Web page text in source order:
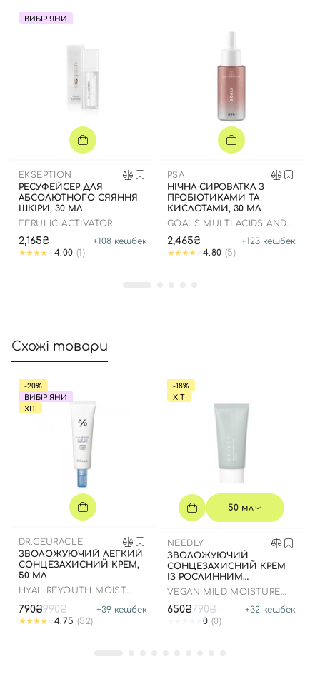
ВИБІР ЯНИ
EKSEPTION
РЕСУФЕЙСЕР ДЛЯ
АБСОЛЮТНОГО СЯЯННЯ
ШКІРИ, 30 МЛ
FERULIC ACTIVATOR
2,165₴ +108 кешбек
4.00 (1)
PSA
НІЧНА СИРОВАТКА З
ПРОБІОТИКАМИ ТА
КИСЛОТАМИ, 30 МЛ
GOALS MULTI ACIDS AND
NIGHT SERUM
2,465₴ +123 кешбек
4.80 (5)
Схожі товари
-20%
ВИБІР ЯНИ
ХІТ
DR.CEURACLE
ЗВОЛОЖУЮЧИЙ ЛЕГКИЙ
СОНЦЕЗАХИСНИЙ КРЕМ,
50 МЛ
HYAL REYOUTH MOIST
790₴990₴ +39 кешбек
4.75 (52)
-18%
ХІТ
50 мл
NEEDLY
ЗВОЛОЖУЮЧИЙ
СОНЦЕЗАХИСНИЙ КРЕМ
ІЗ РОСЛИННИМ
СКВАЛАНОМ ДО 23.03.2027
VEGAN MILD MOISTURE
650₴790₴ +32 кешбек
0 (0)
Номер телефону
Увійти за допомогою e-mail